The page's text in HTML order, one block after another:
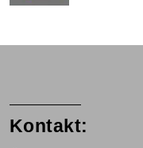
Kontakt: